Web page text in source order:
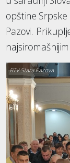
opštine
Pazovi.
RTV Stara Pazova